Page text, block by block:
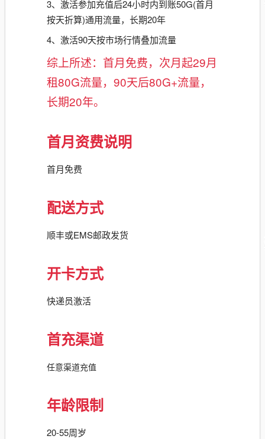
3、激活参加充值后24小时内到账50G(首月
按天折算)通用流量，长期20年
4、激活90天按市场行情叠加流量
综上所述：首月免费，次月起29月
租80G流量，90天后80G+流量，
长期20年。
首月资费说明
首月免费
配送方式
顺丰或EMS邮政发货
开卡方式
快递员激活
首充渠道
任意渠道充值
年龄限制
20-55周岁